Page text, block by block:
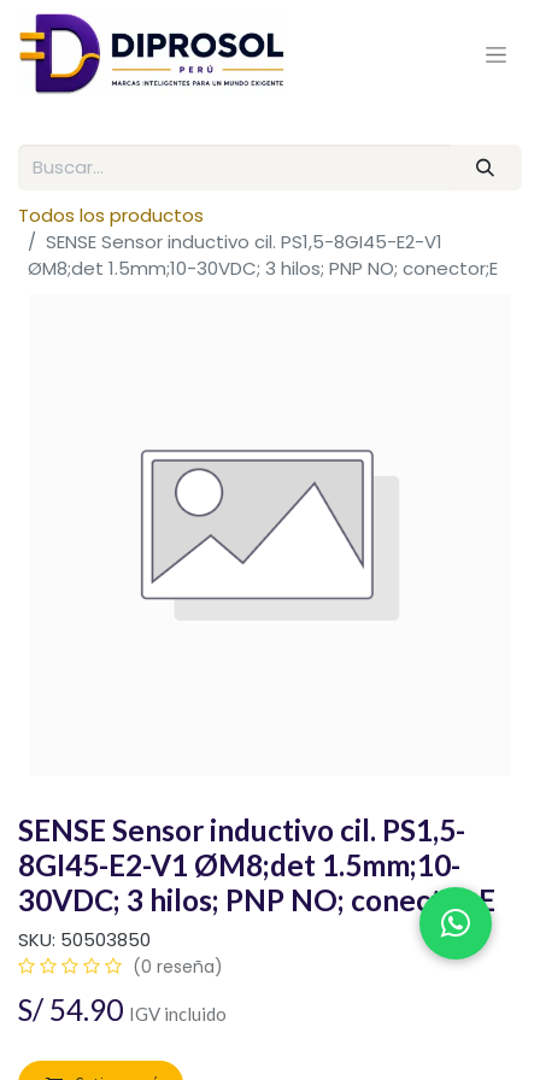
Todos los productos
SENSE Sensor inductivo cil. PS1,5-8GI45-E2-V1
ØM8;det 1.5mm;10-30VDC; 3 hilos; PNP NO; conector;E
SENSE Sensor inductivo cil. PS1,5-
8GI45-E2-V1 ØM8;det 1.5mm;10-
30VDC; 3 hilos; PNP NO; conector;E
SKU: 50503850
(0 reseña)
S/ 54.90 IGV incluido